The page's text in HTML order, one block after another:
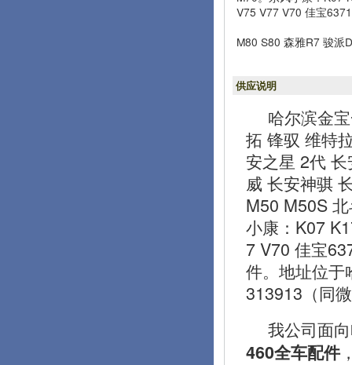
V75 V77 V70 佳宝
M80 S80 森雅R7 骏派
供应说明
哈尔滨金
拓 锋驭 维特
安之星 2代
威 长安神骐
M50 M50S
小康：K07
7 V70 佳宝
件。地址位于
313913（同
我公司面
460全车配件